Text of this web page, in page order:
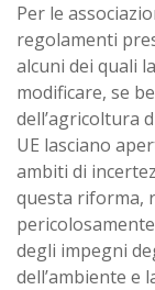
Per le
regolamenti
alcuni dei quali
modificare, se
dell’agricoltura
UE lasciano
ambiti di
questa riforma,
degli impegni
dell’ambiente e